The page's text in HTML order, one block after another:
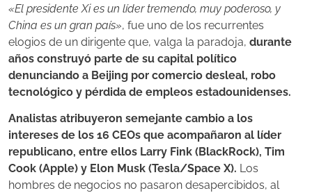
«El presidente Xi es un líder tremendo, muy poderoso, y
China es un gran país», fue uno de los recurrentes
elogios de un dirigente que, valga la paradoja, durante
años construyó parte de su capital político
denunciando a Beijing por comercio desleal, robo
tecnológico y pérdida de empleos estadounidenses.
Analistas atribuyeron semejante cambio a los
intereses de los 16 CEOs que acompañaron al líder
republicano, entre ellos Larry Fink (BlackRock), Tim
Cook (Apple) y Elon Musk (Tesla/Space X). Los
hombres de negocios no pasaron desapercibidos, al